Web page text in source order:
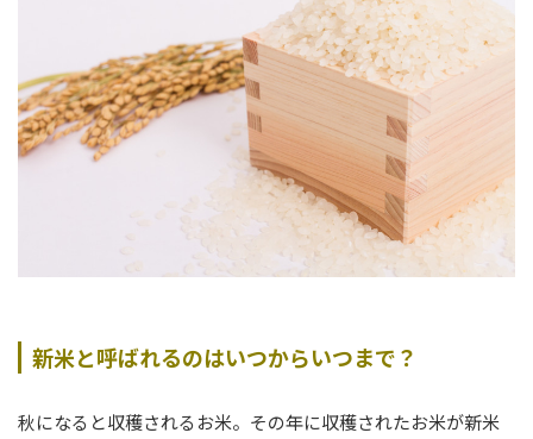
新米と呼ばれるのはいつからいつまで？
秋になると収穫されるお米。その年に収穫されたお米が新米